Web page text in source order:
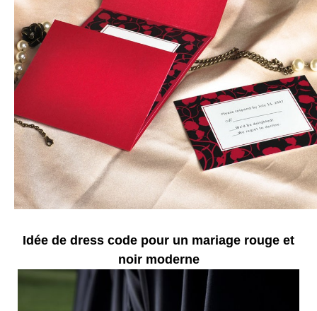
Idée de dress code pour un mariage rouge et
noir moderne